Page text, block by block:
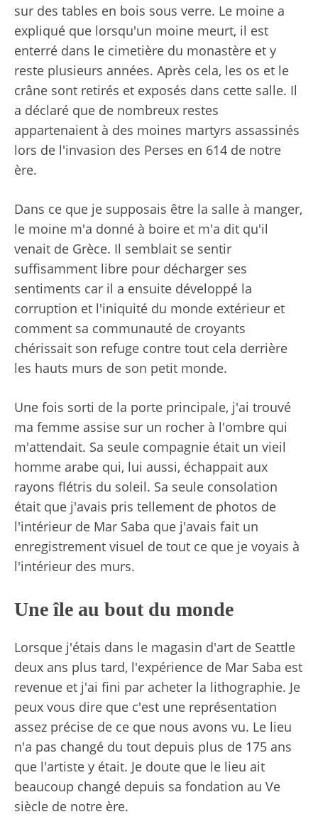
sur des tables en bois sous verre. Le moine a
expliqué que lorsqu'un moine meurt, il est
enterré dans le cimetière du monastère et y
reste plusieurs années. Après cela, les os et le
crâne sont retirés et exposés dans cette salle. Il
a déclaré que de nombreux restes
appartenaient à des moines martyrs assassinés
lors de l'invasion des Perses en 614 de notre
ère.
Dans ce que je supposais être la salle à manger,
le moine m'a donné à boire et m'a dit qu'il
venait de Grèce. Il semblait se sentir
suffisamment libre pour décharger ses
sentiments car il a ensuite développé la
corruption et l'iniquité du monde extérieur et
comment sa communauté de croyants
chérissait son refuge contre tout cela derrière
les hauts murs de son petit monde.
Une fois sorti de la porte principale, j'ai trouvé
ma femme assise sur un rocher à l'ombre qui
m'attendait. Sa seule compagnie était un vieil
homme arabe qui, lui aussi, échappait aux
rayons flétris du soleil. Sa seule consolation
était que j'avais pris tellement de photos de
l'intérieur de Mar Saba que j'avais fait un
enregistrement visuel de tout ce que je voyais à
l'intérieur des murs.
Une île au bout du monde
Lorsque j'étais dans le magasin d'art de Seattle
deux ans plus tard, l'expérience de Mar Saba est
revenue et j'ai fini par acheter la lithographie. Je
peux vous dire que c'est une représentation
assez précise de ce que nous avons vu. Le lieu
n'a pas changé du tout depuis plus de 175 ans
que l'artiste y était. Je doute que le lieu ait
beaucoup changé depuis sa fondation au Ve
siècle de notre ère.